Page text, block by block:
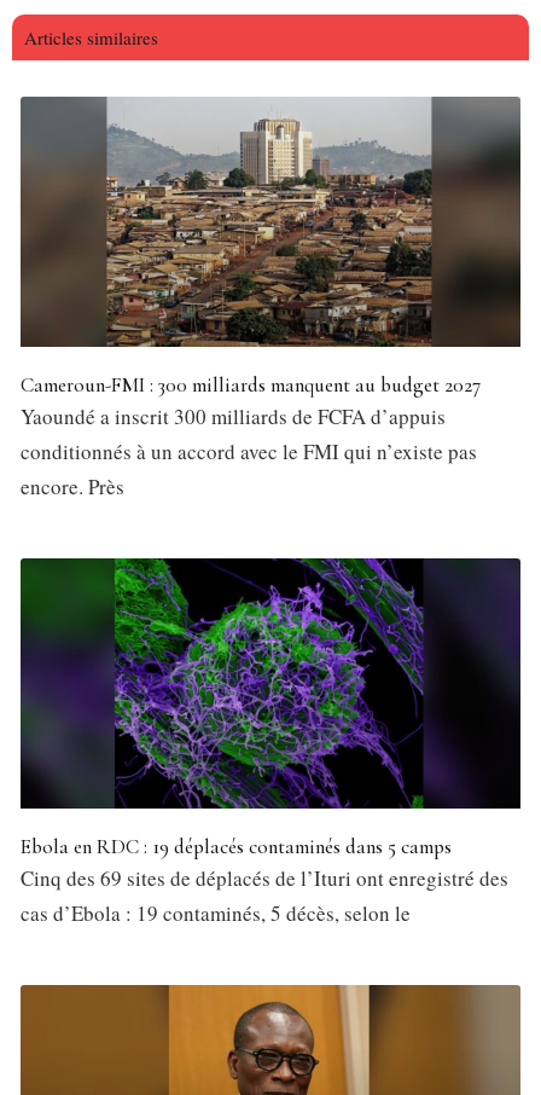
Articles similaires
Cameroun-FMI : 300 milliards manquent au budget 2027
Yaoundé a inscrit 300 milliards de FCFA d’appuis
conditionnés à un accord avec le FMI qui n’existe pas
encore. Près
Ebola en RDC : 19 déplacés contaminés dans 5 camps
Cinq des 69 sites de déplacés de l’Ituri ont enregistré des
cas d’Ebola : 19 contaminés, 5 décès, selon le